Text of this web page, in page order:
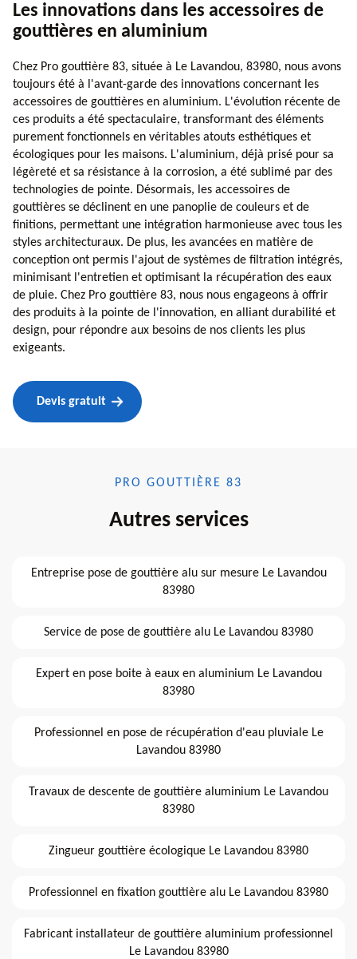
Les innovations dans les accessoires de
gouttières en aluminium
Chez Pro gouttière 83, située à Le Lavandou, 83980, nous avons
toujours été à l'avant-garde des innovations concernant les
accessoires de gouttières en aluminium. L'évolution récente de
ces produits a été spectaculaire, transformant des éléments
purement fonctionnels en véritables atouts esthétiques et
écologiques pour les maisons. L'aluminium, déjà prisé pour sa
légèreté et sa résistance à la corrosion, a été sublimé par des
technologies de pointe. Désormais, les accessoires de
gouttières se déclinent en une panoplie de couleurs et de
finitions, permettant une intégration harmonieuse avec tous les
styles architecturaux. De plus, les avancées en matière de
conception ont permis l'ajout de systèmes de filtration intégrés,
minimisant l'entretien et optimisant la récupération des eaux
de pluie. Chez Pro gouttière 83, nous nous engageons à offrir
des produits à la pointe de l'innovation, en alliant durabilité et
design, pour répondre aux besoins de nos clients les plus
exigeants.
Devis gratuit
PRO GOUTTIÈRE 83
Autres services
Entreprise pose de gouttière alu sur mesure Le Lavandou
83980
Service de pose de gouttière alu Le Lavandou 83980
Expert en pose boite à eaux en aluminium Le Lavandou
83980
Professionnel en pose de récupération d'eau pluviale Le
Lavandou 83980
Travaux de descente de gouttière aluminium Le Lavandou
83980
Zingueur gouttière écologique Le Lavandou 83980
Professionnel en fixation gouttière alu Le Lavandou 83980
Fabricant installateur de gouttière aluminium professionnel
Le Lavandou 83980